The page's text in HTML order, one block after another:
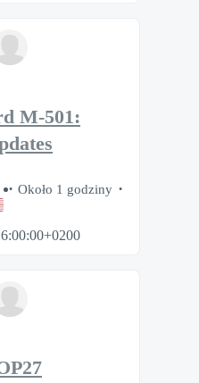
M-501:
Około 1 godziny